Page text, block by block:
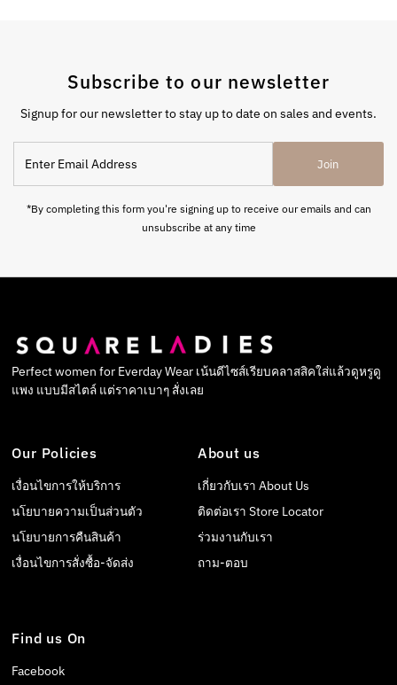
Subscribe to our newsletter
Signup for our newsletter to stay up to date on sales and events.
Email
Address
Join
*By completing this form you're signing up to receive our emails and can
unsubscribe at any time
Perfect women for Everday Wear เน้นดีไซส์เรียบคลาสสิคใส่แล้วดูหรูดู
แพง แบบมีสไตล์ แต่ราคาเบาๆ สั่งเลย
Our Policies
เงื่อนไขการให้บริการ
นโยบายความเป็นส่วนตัว
นโยบายการคืนสินค้า
เงื่อนไขการสั่งซื้อ-จัดส่ง
About us
เกี่ยวกับเรา About Us
ติดต่อเรา Store Locator
ร่วมงานกับเรา
ถาม-ตอบ
Find us On
Facebook